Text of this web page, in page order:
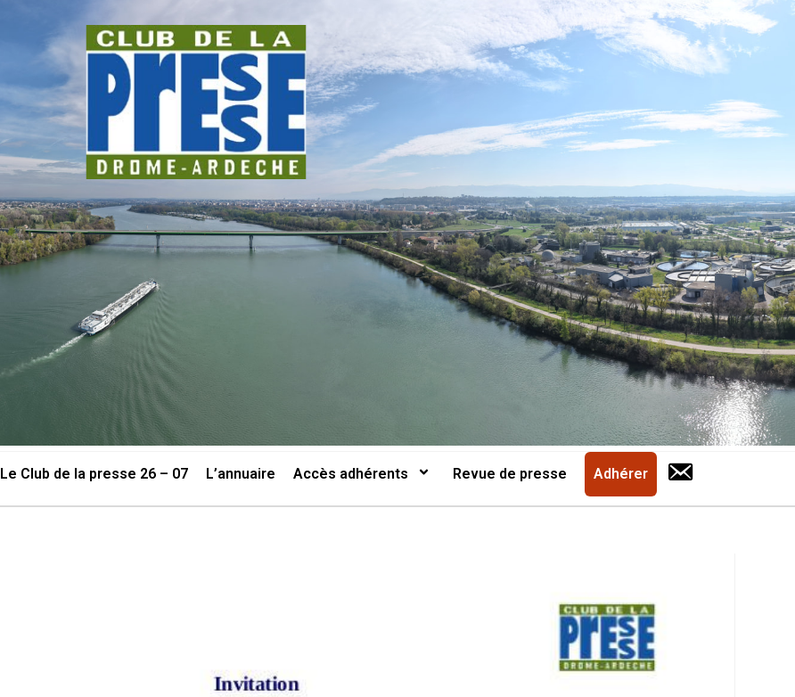
Le Club de la presse 26 – 07 L’annuaire Accès adhérents Revue de presse Adhérer